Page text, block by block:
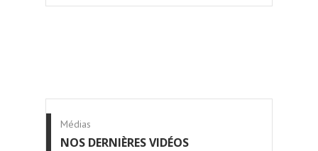
Médias
NOS DERNIÈRES VIDÉOS